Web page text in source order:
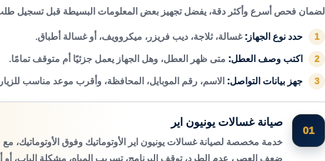
لضمان فحص أسرع وأكثر دقة، يفضل تجهيز بعض المعلومات البسيطة قبل تسجيل
1 حدد نوع الجهاز: غسالة، ثلاجة، ديب فريزر، ميكروويف، أو غسالة أطباق.
2 اكتب وصف العطل: متى ظهر العطل، وهل الجهاز يعمل جزئيًا أم متوقف تمامًا.
3 جهز بيانات التواصل: الاسم، رقم الموبايل، المحافظة، وأقرب موعد مناسب
01
صيانة غسالات يونيون اير
خدمة مخصصة لصيانة غسالات يونيون اير الأوتوماتيك وفوق
ضعف العصر، عدم الطرد، توقف البرنامج، تسريب المياه، مشكلة الباب،